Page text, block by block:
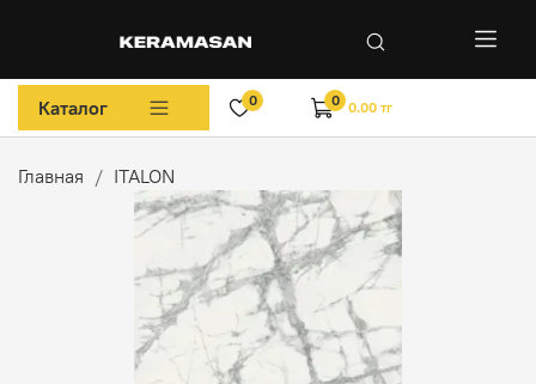
Каталог 0 0 0.00 тг
Главная ITALON